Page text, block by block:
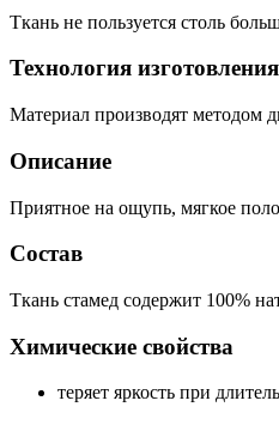
Ткань не пользуется столь
Технология изготовления
Материал производят методом
Описание
Приятное на ощупь, мягкое
Состав
Ткань стамед содержит 100%
Химические свойства
теряет яркость при